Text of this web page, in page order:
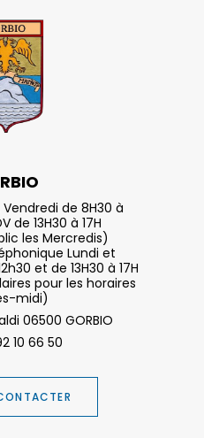
de 8H30 à
de 13H30 à 17H
les Mercredis)
Lundi et
et de 13H30 à 17H
pour les horaires
midi)
06500 GORBIO
10 66 50